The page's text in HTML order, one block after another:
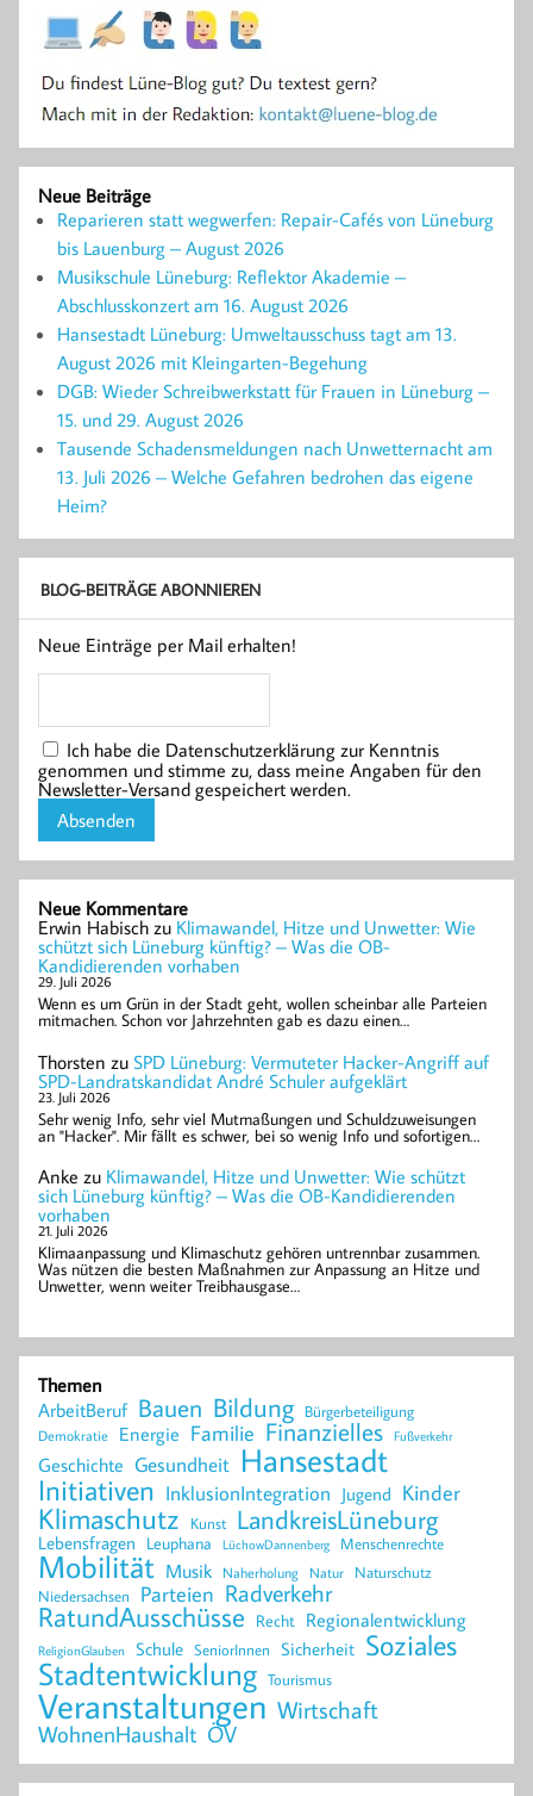
Neue Beiträge
Reparieren statt wegwerfen: Repair-Cafés von Lüneburg
bis Lauenburg – August 2026
Musikschule Lüneburg: Reflektor Akademie –
Abschlusskonzert am 16. August 2026
Hansestadt Lüneburg: Umweltausschuss tagt am 13.
August 2026 mit Kleingarten-Begehung
DGB: Wieder Schreibwerkstatt für Frauen in Lüneburg –
15. und 29. August 2026
Tausende Schadensmeldungen nach Unwetternacht am
13. Juli 2026 – Welche Gefahren bedrohen das eigene
Heim?
BLOG-BEITRÄGE ABONNIEREN
Neue Einträge per Mail erhalten!
Ich habe die Datenschutzerklärung zur Kenntnis
genommen und stimme zu, dass meine Angaben für den
Newsletter-Versand gespeichert werden.
Neue Kommentare
Erwin Habisch zu Klimawandel, Hitze und Unwetter: Wie
schützt sich Lüneburg künftig? – Was die OB-
Kandidierenden vorhaben
29. Juli 2026
Wenn es um Grün in der Stadt geht, wollen scheinbar alle Parteien
mitmachen. Schon vor Jahrzehnten gab es dazu einen…
Thorsten zu SPD Lüneburg: Vermuteter Hacker-Angriff auf
SPD-Landratskandidat André Schuler aufgeklärt
23. Juli 2026
Sehr wenig Info, sehr viel Mutmaßungen und Schuldzuweisungen
an "Hacker". Mir fällt es schwer, bei so wenig Info und sofortigen…
Anke zu Klimawandel, Hitze und Unwetter: Wie schützt
sich Lüneburg künftig? – Was die OB-Kandidierenden
vorhaben
21. Juli 2026
Klimaanpassung und Klimaschutz gehören untrennbar zusammen.
Was nützen die besten Maßnahmen zur Anpassung an Hitze und
Unwetter, wenn weiter Treibhausgase…
Themen
ArbeitBeruf Bauen Bildung Bürgerbeteiligung
Demokratie Energie Familie Finanzielles Fußverkehr
Geschichte Gesundheit Hansestadt
Initiativen InklusionIntegration Jugend Kinder
Klimaschutz Kunst LandkreisLüneburg
Lebensfragen Leuphana LüchowDannenberg Menschenrechte
Mobilität Musik Naherholung Natur Naturschutz
Niedersachsen Parteien Radverkehr
RatundAusschüsse Recht Regionalentwicklung
ReligionGlauben Schule SeniorInnen Sicherheit Soziales
Stadtentwicklung Tourismus
Veranstaltungen Wirtschaft
WohnenHaushalt ÖV